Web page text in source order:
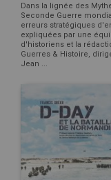
Dans la lignée des
Seconde Guerre
erreurs stratégiques
expliquées par une
d'historiens et la
Guerres & Histoire,
Jean ...